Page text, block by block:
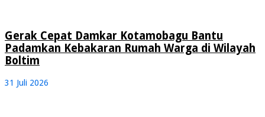
Gerak Cepat Damkar Kotamobagu Bantu
Padamkan Kebakaran Rumah Warga di Wilayah
Boltim
31 Juli 2026